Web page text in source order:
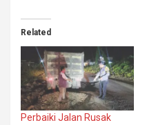
Related
Perbaiki Jalan Rusak